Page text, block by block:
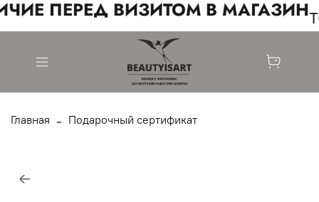
ПЕРЕД ВИЗИТОМ В МАГАЗИН
Главная Подарочный сертификат